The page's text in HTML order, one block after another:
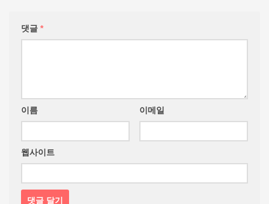
댓글 *
이름 이메일
웹사이트